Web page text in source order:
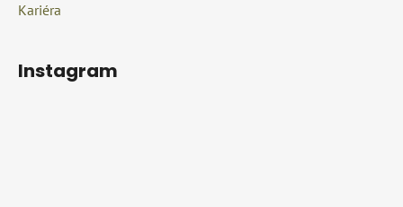
Kariéra
Instagram